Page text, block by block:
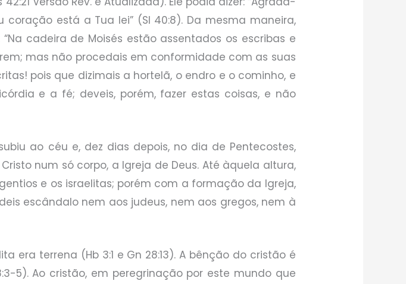
está a Tua lei” (Sl 40:8). Da mesma maneira,
cadeira de Moisés estão assentados os escribas e
mas não procedais em conformidade com as suas
pois que dizimais a hortelã, o endro e o cominho, e
e a fé; deveis, porém, fazer estas coisas, e não
ao céu e, dez dias depois, no dia de Pentecostes,
num só corpo, a Igreja de Deus. Até àquela altura,
e os israelitas; porém com a formação da Igreja,
escândalo nem aos judeus, nem aos gregos, nem à
era terrena (Hb 3:1 e Gn 28:13). A bênção do cristão é
5). Ao cristão, em peregrinação por este mundo que